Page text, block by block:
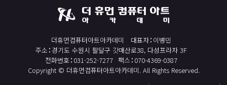
더휴먼컴퓨터아트아카데미 대표자 이병민
주소 경기도 수원시 팔달구 갓매산로38, 다성프라자 3F
전화번호 031-252-7277 팩스 070-4369-0387
Copyright © 더휴먼컴퓨터아트아카데미. All Rights Reserved.
일러스트 자격증 취득과정(GTQi 1급)
전산회계 1급 / FAT 1급 자격증 취득과정
전산세무 2급 / TAT 2급 자격증 취득과정